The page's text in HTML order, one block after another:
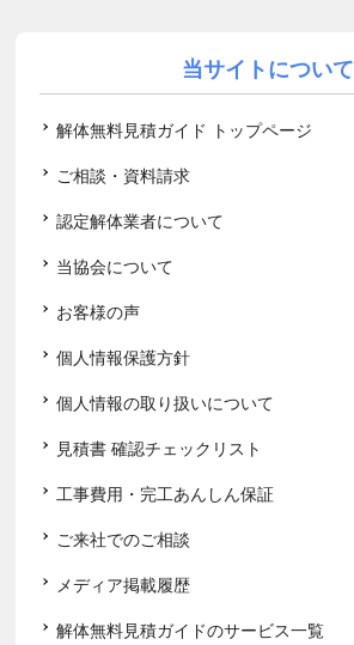
当サイトについて
解体無料見積ガイド トップページ
ご相談・資料請求
認定解体業者について
当協会について
お客様の声
個人情報保護方針
個人情報の取り扱いについて
見積書 確認チェックリスト
工事費用・完工あんしん保証
ご来社でのご相談
メディア掲載履歴
解体無料見積ガイドのサービス一覧